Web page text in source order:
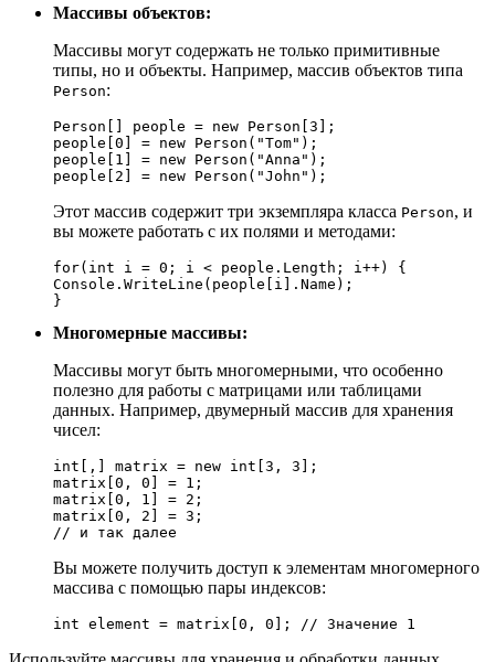
Массивы объектов:
Массивы могут содержать не только примитивные
типы, но и объекты. Например, массив объектов типа
Person:
Person[] people = new Person[3];
people[0] = new Person("Tom");
people[1] = new Person("Anna");
people[2] = new Person("John");
Этот массив содержит три экземпляра класса Person, и
вы можете работать с их полями и методами:
for(int i = 0; i < people.Length; i++) {
Console.WriteLine(people[i].Name);
}
Многомерные массивы:
Массивы могут быть многомерными, что особенно
полезно для работы с матрицами или таблицами
данных. Например, двумерный массив для хранения
чисел:
int[,] matrix = new int[3, 3];
matrix[0, 0] = 1;
matrix[0, 1] = 2;
matrix[0, 2] = 3;
// и так далее
Вы можете получить доступ к элементам многомерного
массива с помощью пары индексов:
int element = matrix[0, 0]; // Значение 1